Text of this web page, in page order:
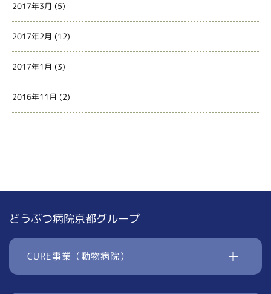
2017年3月 (5)
2017年2月 (12)
2017年1月 (3)
2016年11月 (2)
どうぶつ病院京都グループ
CURE事業（動物病院）